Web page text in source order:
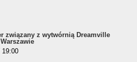
związany z wytwórnią Dreamville
19:00